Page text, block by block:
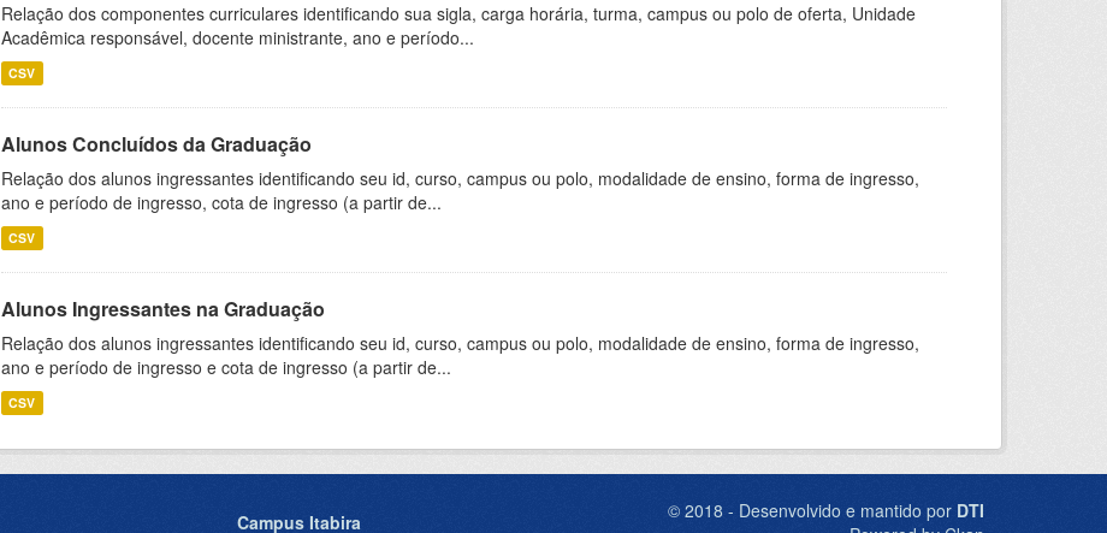
Relação dos componentes curriculares identificando sua sigla, carga horária, turma, campus ou polo de oferta, Unidade
Acadêmica responsável, docente ministrante, ano e período...
CSV
Alunos Concluídos da Graduação
Relação dos alunos ingressantes identificando seu id, curso, campus ou polo, modalidade de ensino, forma de ingresso,
ano e período de ingresso, cota de ingresso (a partir de...
CSV
Alunos Ingressantes na Graduação
Relação dos alunos ingressantes identificando seu id, curso, campus ou polo, modalidade de ensino, forma de ingresso,
ano e período de ingresso e cota de ingresso (a partir de...
CSV
Campus Itabira © 2018 - Desenvolvido e mantido por DTI